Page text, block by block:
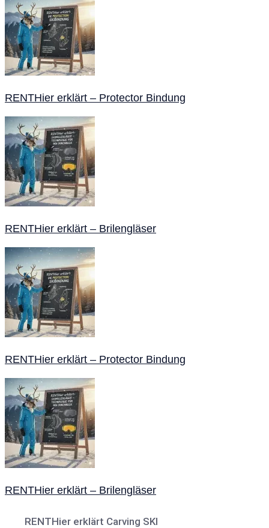
RENTHier erklärt – Protector Bindung
RENTHier erklärt – Brilengläser
RENTHier erklärt – Protector Bindung
RENTHier erklärt – Brilengläser
RENTHier erklärt Carving SKI